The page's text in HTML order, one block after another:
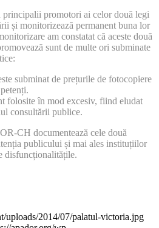
promotori ai celor două legi
și monitorizează permanent buna lor
am constatat că aceste două
sunt de multe ori subminate
subminat de prețurile de fotocopiere
folosite în mod excesiv, fiind eludat
consultării publice.
CH documentează cele două
publicului și mai ales instituțiilor
disfuncționalitățile.
uploads/2014/07/palatul-victoria.jpg